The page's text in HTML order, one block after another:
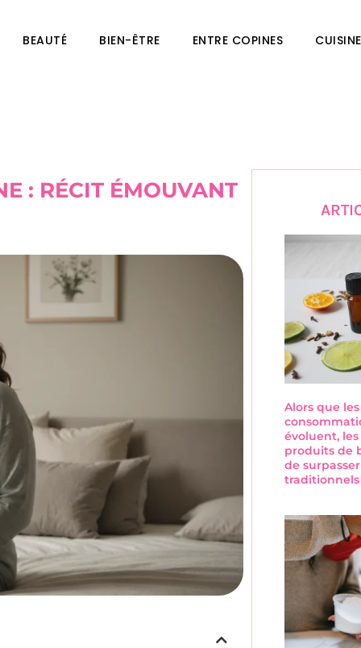
BEAUTÉ BIEN-ÊTRE ENTRE COPINES CUISINE
: RÉCIT ÉMOUVANT
Alors que
évoluent,
produits de
de